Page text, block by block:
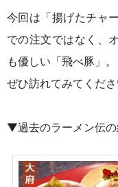
今回は「揚げたチャ
での注文ではなく、
も優しい「飛べ豚」。
ぜひ訪れてみてくださ
▼過去のラーメン伝